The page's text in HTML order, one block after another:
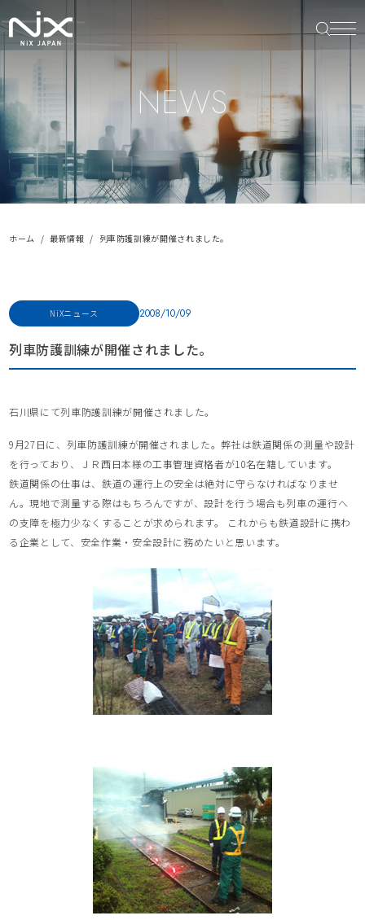
NEWS
ホーム 最新情報 列車防護訓練が開催されました。
NiXニュース 2008/10/09
列車防護訓練が開催されました。
石川県にて列車防護訓練が開催されました。
9月27日に、列車防護訓練が開催されました。弊社は鉄道関係の測量や設計
を行っており、ＪＲ西日本様の工事管理資格者が10名在籍しています。
鉄道関係の仕事は、鉄道の運行上の安全は絶対に守らなければなりませ
ん。現地で測量する際はもちろんですが、設計を行う場合も列車の運行へ
の支障を極力少なくすることが求められます。 これからも鉄道設計に携わ
る企業として、安全作業・安全設計に務めたいと思います。